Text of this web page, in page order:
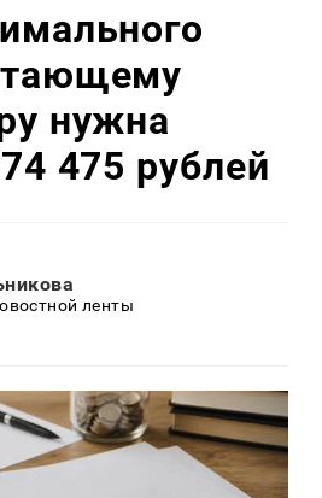
нужна
475 рублей
ленты